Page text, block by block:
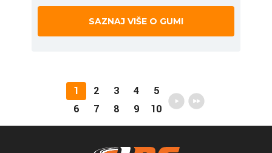
SAZNAJ VIŠE O GUMI
1 2 3 4
5
6
7 8 9 10